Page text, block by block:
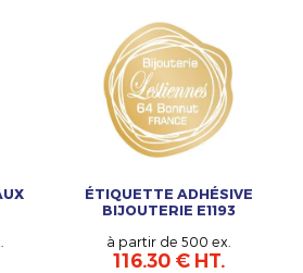
ÉTIQUETTE ADHÉSIVE
BIJOUTERIE E1193
à partir de 500 ex.
116.30 € HT.